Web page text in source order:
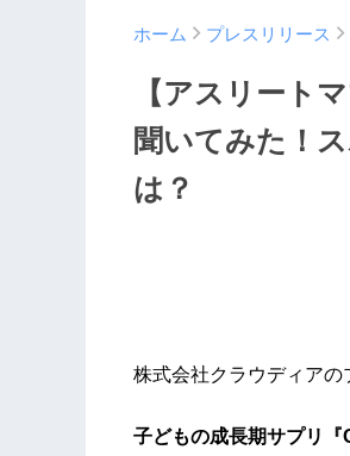
ホーム プレスリリース
【アスリート
聞いてみた！
は？
株式会社クラウディアの
子どもの成長期サプリ